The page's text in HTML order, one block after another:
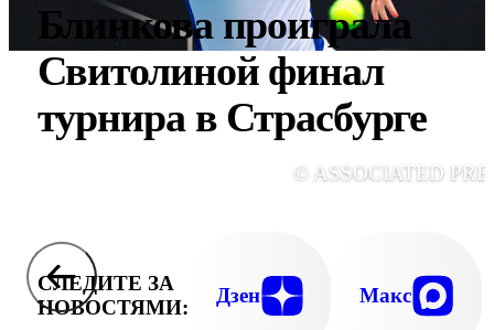
Блинкова проиграла
Свитолиной финал
турнира в Страсбурге
© ASSOCIATED
СЛЕДИТЕ ЗА
НОВОСТЯМИ:
Дзен Макс